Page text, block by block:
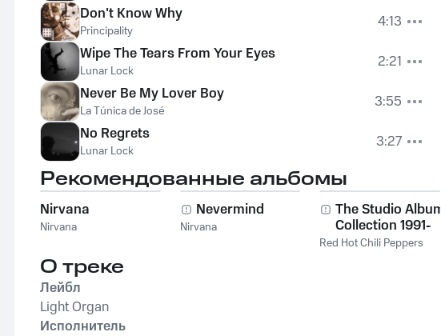
Don't Know Why
Principality
4:13
Wipe The Tears From Your Eyes
Lunar Lock
2:21
Never Be My Lover Boy
La Túnica de José
3:55
No Regrets
Lunar Lock 3:27
Рекомендованные альбомы
Nirvana
Nirvana
Nevermind
Nirvana
The Studio Album
Collection 1991-
2011
Red Hot Chili Peppers
О треке
Лейбл
Light Organ
Исполнитель